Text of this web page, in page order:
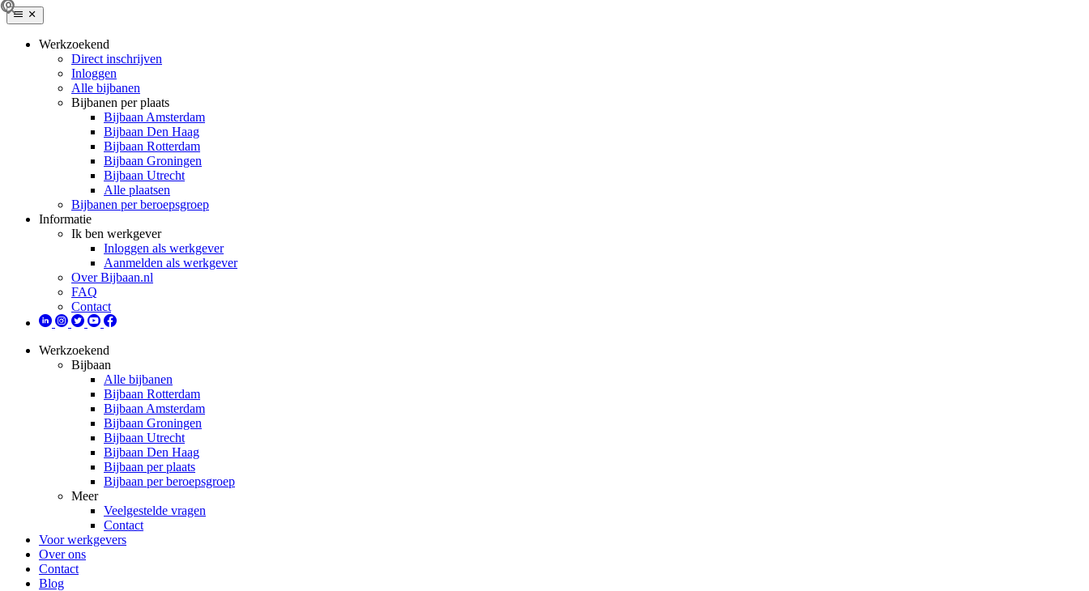
Werkzoekend
Direct inschrijven
Inloggen
Alle bijbanen
Bijbanen per plaats
Bijbaan Amsterdam
Bijbaan Den Haag
Bijbaan Rotterdam
Bijbaan Groningen
Bijbaan Utrecht
Alle plaatsen
Bijbanen per beroepsgroep
Informatie
Ik ben werkgever
Inloggen als werkgever
Aanmelden als werkgever
Over Bijbaan.nl
FAQ
Contact
Werkzoekend
Bijbaan
Alle bijbanen
Bijbaan Rotterdam
Bijbaan Amsterdam
Bijbaan Groningen
Bijbaan Utrecht
Bijbaan Den Haag
Bijbaan per plaats
Bijbaan per beroepsgroep
Meer
Veelgestelde vragen
Contact
Voor werkgevers
Over ons
Contact
Blog